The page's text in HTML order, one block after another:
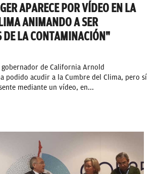
APARECE POR VÍDEO EN LA
ANIMANDO A SER
DE LA CONTAMINACIÓN"
de California Arnold
podido acudir a la Cumbre del Clima, pero sí
mediante un vídeo, en...